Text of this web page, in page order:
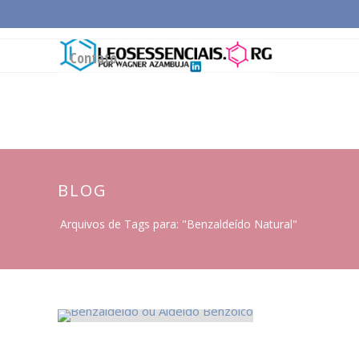
Contato
BLOG
Arquivos de Tags para: "Benzaldeído Natural"